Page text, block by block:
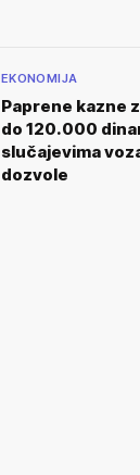
EKONOMIJA
Paprene kazne
do 120.000
slučajevima
dozvole